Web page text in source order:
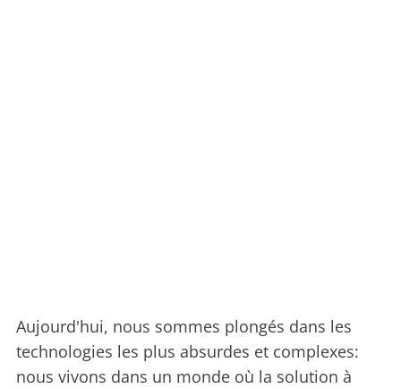
Aujourd'hui, nous sommes plongés dans les
technologies les plus absurdes et complexes:
nous vivons dans un monde où la solution à